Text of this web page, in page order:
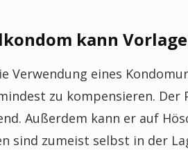
kann
Verwendung eines
zu kompensieren.
Außerdem kann er auf
sind zumeist selbst in der